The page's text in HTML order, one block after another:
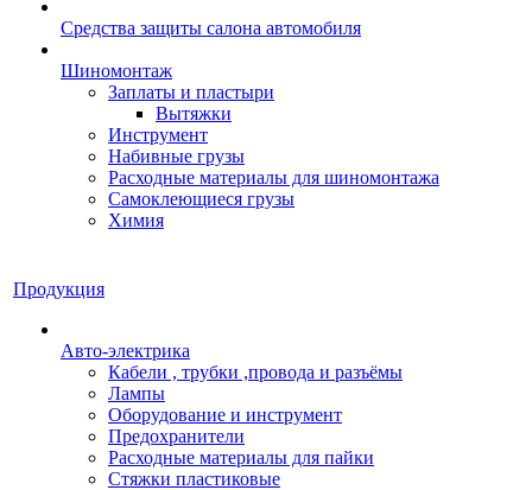
Средства защиты салона автомобиля
Шиномонтаж
Заплаты и пластыри
Вытяжки
Инструмент
Набивные грузы
Расходные материалы для шиномонтажа
Самоклеющиеся грузы
Химия
Продукция
Авто-электрика
Кабели , трубки ,провода и разъёмы
Лампы
Оборудование и инструмент
Предохранители
Расходные материалы для пайки
Стяжки пластиковые